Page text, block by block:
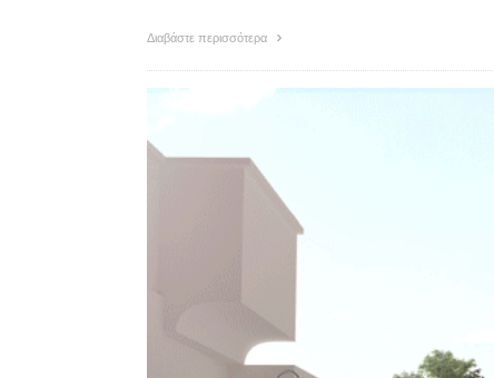
Διαβάστε περισσότερα